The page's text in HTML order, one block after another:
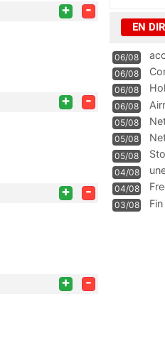
+ -
+ -
+ -
+ -
EN
06/08
06/08
06/08
06/08
05/08
05/08
05/08
04/08
04/08
03/08